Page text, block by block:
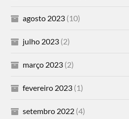
agosto 2023 (10)
julho 2023 (2)
março 2023 (2)
fevereiro 2023 (1)
setembro 2022 (4)